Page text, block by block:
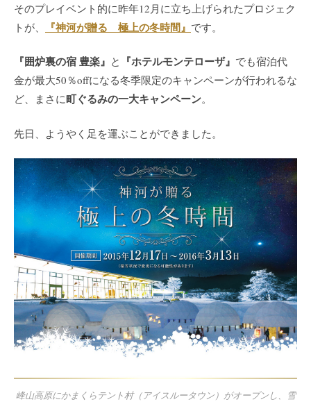
そのプレイベント的に昨年12月に立ち上げられたプロジェク
トが、
『神河が贈る 極上の冬時間』 です。
『囲炉裏の宿 豊楽』 と 『ホテルモンテローザ』 でも宿泊代
金が最大50％offになる冬季限定のキャンペーンが行われるな
ど、まさに町ぐるみの一大キャンペーン。
先日、ようやく足を運ぶことができました。
峰山高原にかまくらテント村（アイスルータウン）がオープンし、雪